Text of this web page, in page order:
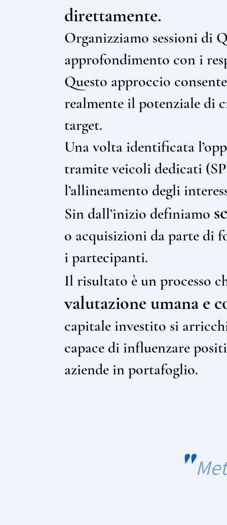
direttamente.
Organizziamo sessioni di
approfondimento con i
Questo approccio
realmente il potenziale di
target.
Una volta identificata
tramite veicoli dedicati
l’allineamento degli
Sin dall’inizio definiamo
o acquisizioni da parte di
i partecipanti.
Il risultato è un processo
valutazione umana e
capitale investito si
capace di influenzare
aziende in portafoglio.
"